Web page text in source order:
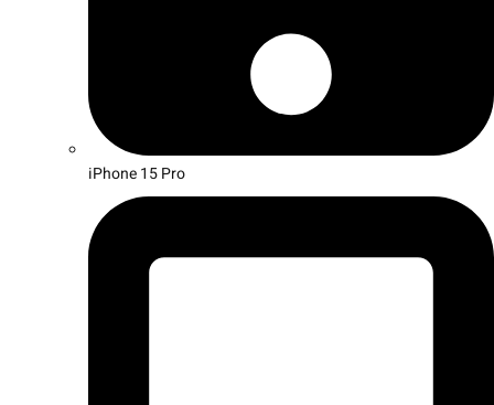
iPhone 15 Pro